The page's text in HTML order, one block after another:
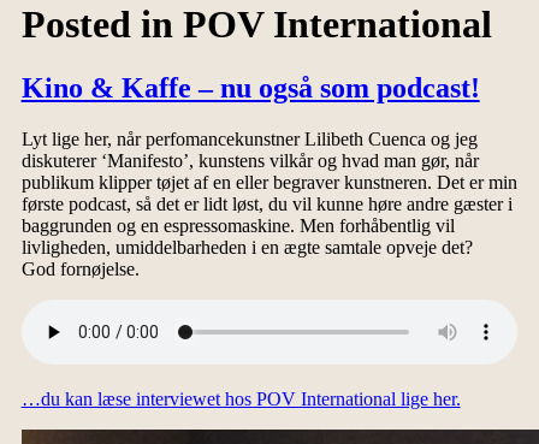
Posted in POV International
Kino & Kaffe – nu også som podcast!
Lyt lige her, når perfomancekunstner Lilibeth Cuenca og jeg
diskuterer ‘Manifesto’, kunstens vilkår og hvad man gør, når
publikum klipper tøjet af en eller begraver kunstneren. Det er min
første podcast, så det er lidt løst, du vil kunne høre andre gæster i
baggrunden og en espressomaskine. Men forhåbentlig vil
livligheden, umiddelbarheden i en ægte samtale opveje det?
God fornøjelse.
…du kan læse interviewet hos POV International lige her.